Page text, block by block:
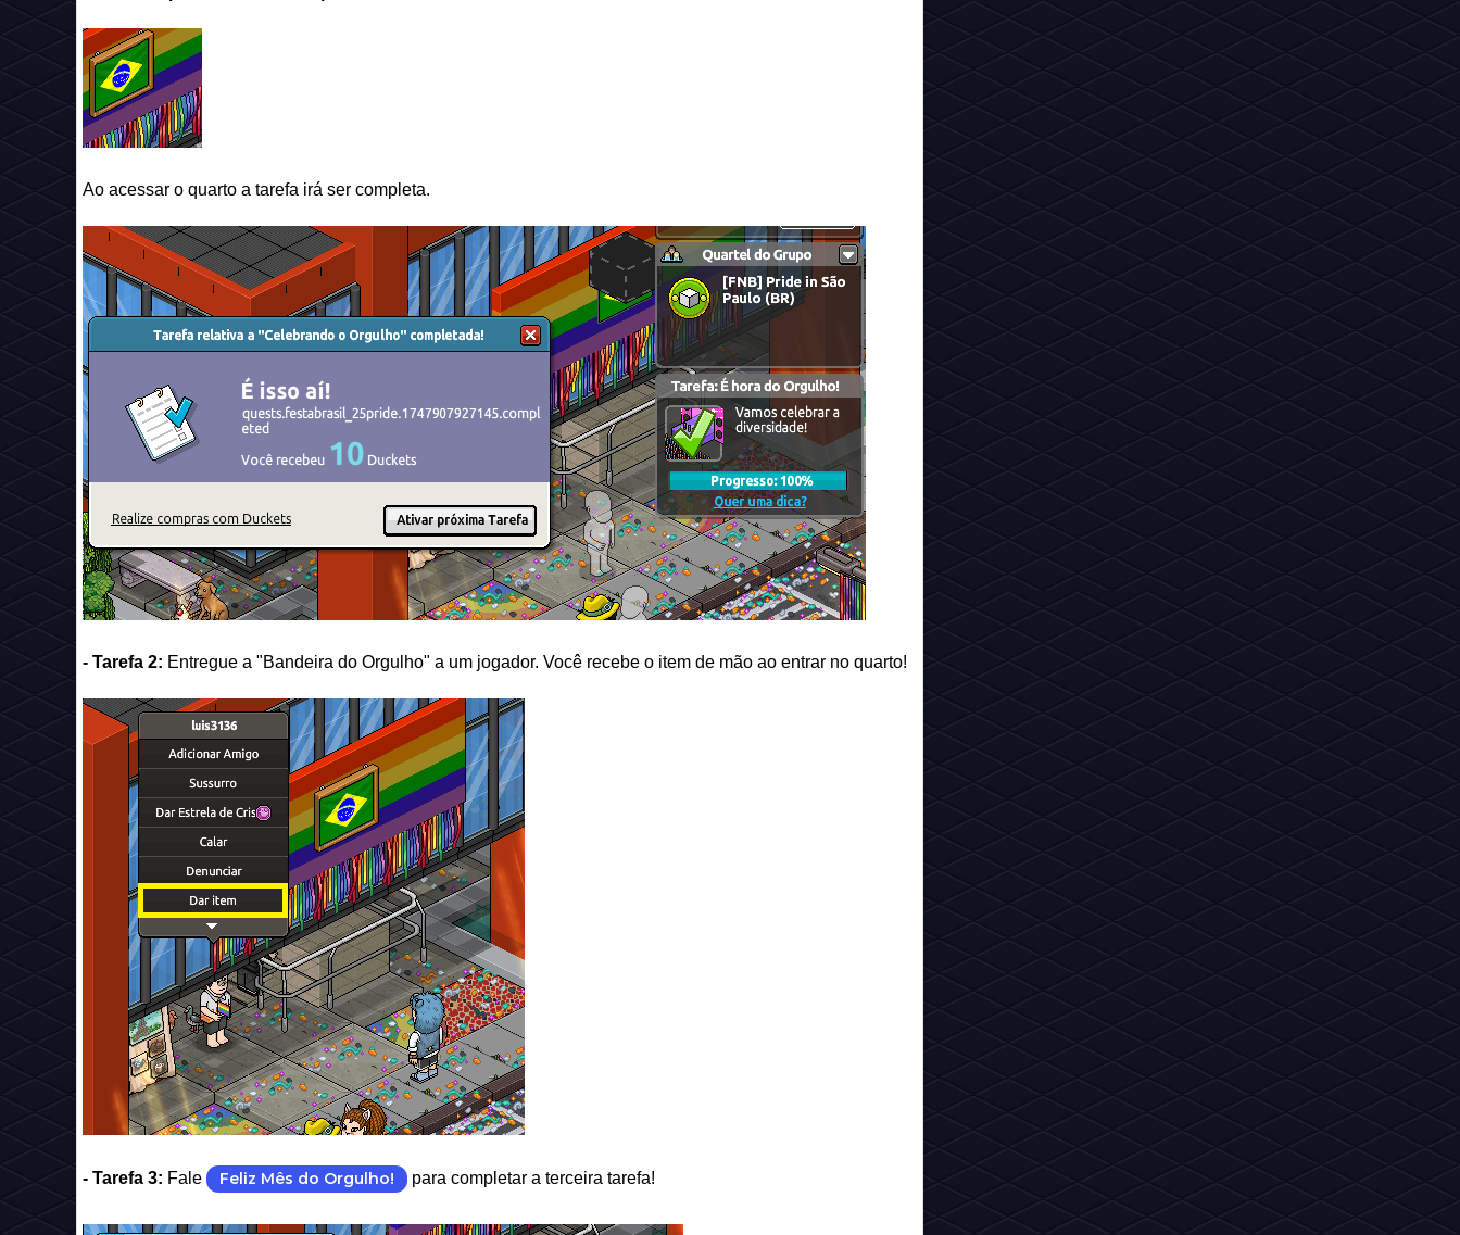
Ao acessar o quarto a tarefa irá ser completa.
- Tarefa 2: Entregue a "Bandeira do Orgulho" a um jogador. Você recebe o item de mão ao entrar no quarto!
- Tarefa 3: Fale Feliz Mês do Orgulho! para completar a terceira tarefa!